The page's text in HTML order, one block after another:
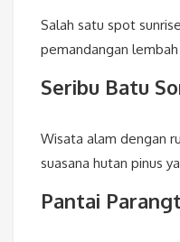
Salah satu spot
pemandangan
Seribu Batu
Wisata alam dengan
suasana hutan pinus
Pantai